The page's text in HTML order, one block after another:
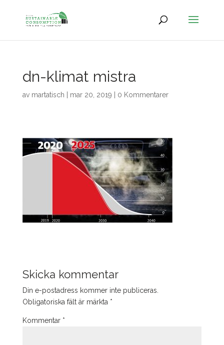
dn-klimat mistra
av martatisch mar 20, 2019 0 Kommentarer
Skicka kommentar
Din e-postadress kommer inte publiceras.
Obligatoriska fält är märkta *
Kommentar *